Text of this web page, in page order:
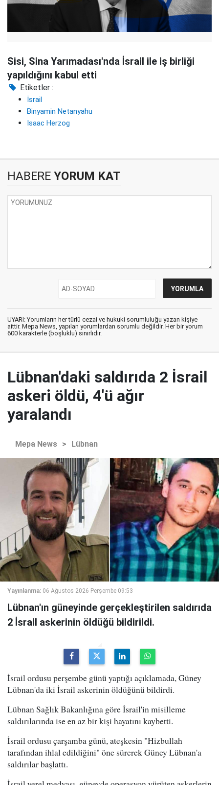
Sisi, Sina Yarımadası'nda İsrail ile iş birliği
yapıldığını kabul etti
Etiketler :
İsrail
Binyamin Netanyahu
Isaac Herzog
HABERE YORUM KAT
UYARI: Yorumların her türlü cezai ve hukuki sorumluluğu yazan kişiye
aittir. Mepa News, yapılan yorumlardan sorumlu değildir. Her bir yorum
600 karakterle (boşluklu) sınırlıdır.
Lübnan'daki saldırıda 2 İsrail
askeri öldü, 4'ü ağır
yaralandı
Mepa News > Lübnan
Yayınlanma: 06 Ağustos 2026 Perşembe 09:53
Lübnan'ın güneyinde gerçekleştirilen saldırıda
2 İsrail askerinin öldüğü bildirildi.
İsrail ordusu perşembe günü yaptığı açıklamada, Güney
Lübnan'da iki İsrail askerinin öldüğünü bildirdi.
Lübnan Sağlık Bakanlığına göre İsrail'in misilleme
saldırılarında ise en az bir kişi hayatını kaybetti.
İsrail ordusu çarşamba günü, ateşkesin "Hizbullah
tarafından ihlal edildiğini" öne sürerek Güney Lübnan'a
saldırılar başlattı.